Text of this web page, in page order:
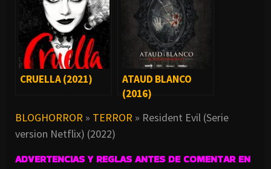
CRUELLA (2021)
ATAUD BLANCO
(2016)
BLOGHORROR » TERROR » Resident Evil (Serie
version Netflix) (2022)
ADVERTENCIAS Y REGLAS ANTES DE COMENTAR EN